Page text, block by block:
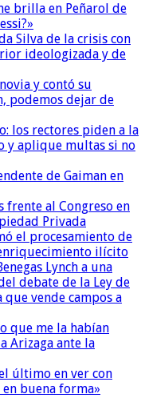
brilla en Peñarol de
Silva de la crisis con
ideologizada y de
y contó su
podemos dejar de
los rectores piden a la
y aplique multas si no
de Gaiman en
frente al Congreso en
Privada
el procesamiento de
ilícito
Lynch a una
debate de la Ley de
vende campos a
que me la habían
Arizaga ante la
último en ver con
en buena forma»